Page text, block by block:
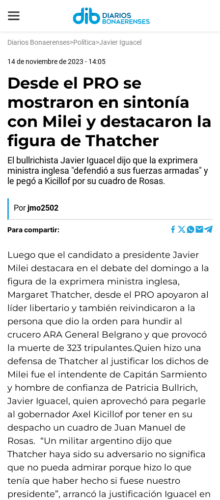
Diarios Bonaerenses>Política>Javier Iguacel
14 de noviembre de 2023 - 14:05
Desde el PRO se
mostraron en sintonía
con Milei y destacaron la
figura de Thatcher
El bullrichista Javier Iguacel dijo que la exprimera
ministra inglesa "defendió a sus fuerzas armadas" y
le pegó a Kicillof por su cuadro de Rosas.
Por jmo2502
Para compartir:
Luego que el candidato a presidente Javier
Milei destacara en el debate del domingo a la
figura de la exprimera ministra inglesa,
Margaret Thatcher, desde el PRO apoyaron al
líder libertario y también reivindicaron a la
persona que dio la orden para hundir al
crucero ARA General Belgrano y que provocó
la muerte de 323 tripulantes.Quien hizo una
defensa de Thatcher al justificar los dichos de
Milei fue el intendente de Capitán Sarmiento
y hombre de confianza de Patricia Bullrich,
Javier Iguacel, quien aprovechó para pegarle
al gobernador Axel Kicillof por tener en su
despacho un cuadro de Juan Manuel de
Rosas. “Un militar argentino dijo que
Thatcher haya sido su adversario no significa
que no pueda admirar porque hizo lo que
tenía que haber hecho si fuese nuestro
presidente”, arrancó la justificación Iguacel en